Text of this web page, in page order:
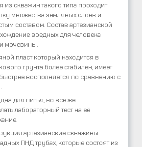
скважин такого типа проходит
множества земляных слоев и
составом. Состав артезианской
вредных для человека
мочевины.
пласт который находится в
грунта более стабилен, имеет
восполняется по сравнению с
для питья, но все же
лабораторный тест на её
артезианские скважины
ПНД трубах, которые состоят из